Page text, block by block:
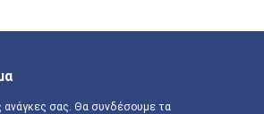
ανάγκες σας. Θα συνδέσουμε τα